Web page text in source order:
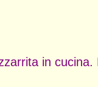
in